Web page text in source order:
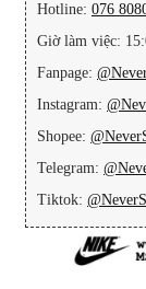
Hotline: 076
Giờ làm việc:
Fanpage:
Instagram:
Shopee:
Telegram:
Tiktok: